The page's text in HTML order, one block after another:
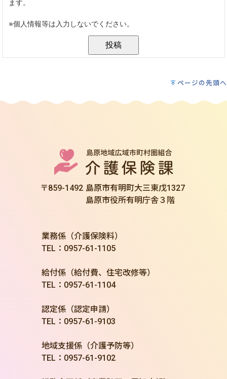
ページの先頭へ
〒859-1492 島原市有明町大三東戊1327
島原市役所有明庁舎３階
業務係（介護保険料）
TEL：0957-61-1105
給付係（給付費、住宅改修等）
TEL：0957-61-1104
認定係（認定申請）
TEL：0957-61-9103
地域支援係（介護予防等）
TEL：0957-61-9102